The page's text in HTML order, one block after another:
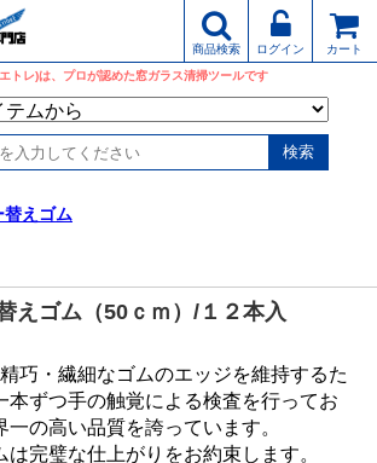
商品検索 ログイン
カート
トレ)は、プロが認めた窓ガラス清掃ツールです
替えゴム
えゴム（50ｃｍ）/１２本入
巧・繊細なゴムのエッジを維持するた
本ずつ手の触覚による検査を行ってお
一の高い品質を誇っています。
は完璧な仕上がりをお約束します。